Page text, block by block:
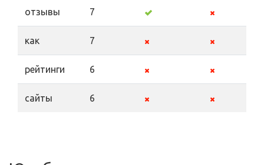
отзывы 7
как 7
рейтинги 6
сайты 6